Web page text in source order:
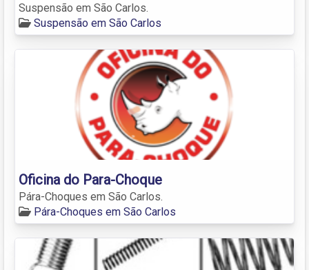
Suspensão em São Carlos.
Suspensão em São Carlos
Oficina do Para-Choque
Pára-Choques em São Carlos.
Pára-Choques em São Carlos